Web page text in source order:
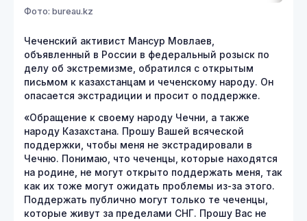
Фото: bureau.kz
Чеченский активист Мансур Мовлаев,
объявленный в России в федеральный розыск по
делу об экстремизме, обратился с открытым
письмом к казахстанцам и чеченскому народу. Он
опасается экстрадиции и просит о поддержке.
«Обращение к своему народу Чечни, а также
народу Казахстана. Прошу Вашей всяческой
поддержки, чтобы меня не экстрадировали в
Чечню. Понимаю, что чеченцы, которые находятся
на родине, не могут открыто поддержать меня, так
как их тоже могут ожидать проблемы из-за этого.
Поддержать публично могут только те чеченцы,
которые живут за пределами СНГ. Прошу Вас не